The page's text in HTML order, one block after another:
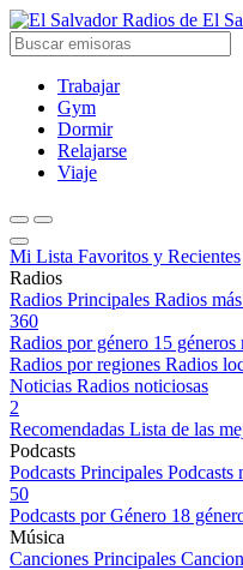
Radios de El
Trabajar
Gym
Dormir
Relajarse
Viaje
Mi Lista Favoritos y Recientes
Radios
Radios Principales Radios
360
Radios por género 15 géneros
Radios por regiones Radios
Noticias Radios noticiosas
2
Recomendadas Lista de las
Podcasts
Podcasts Principales Podcasts
50
Podcasts por Género 18
Música
Canciones Principales